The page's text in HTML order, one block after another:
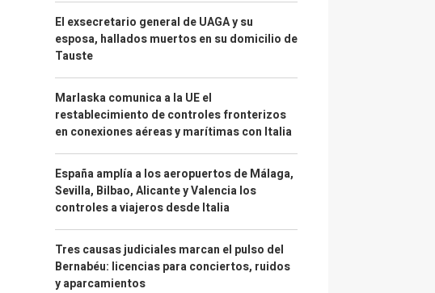
El exsecretario general de UAGA y su
esposa, hallados muertos en su domicilio de
Tauste
Marlaska comunica a la UE el
restablecimiento de controles fronterizos
en conexiones aéreas y marítimas con Italia
España amplía a los aeropuertos de Málaga,
Sevilla, Bilbao, Alicante y Valencia los
controles a viajeros desde Italia
Tres causas judiciales marcan el pulso del
Bernabéu: licencias para conciertos, ruidos
y aparcamientos